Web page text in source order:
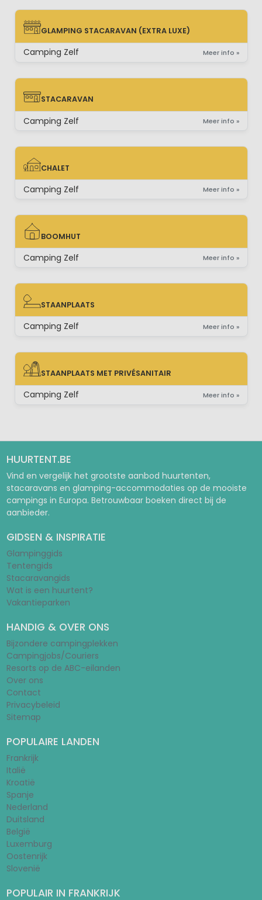
GLAMPING STACARAVAN (EXTRA LUXE)
GLAMPING STACARAVAN (EXTRA LUXE)
Camping Zelf Meer info »
STACARAVAN
STACARAVAN
Camping Zelf Meer info »
CHALET
CHALET
Camping Zelf Meer info »
BOOMHUT
BOOMHUT
Camping Zelf Meer info »
STAANPLAATS
STAANPLAATS
Camping Zelf Meer info »
STAANPLAATS MET PRIVÉSANITAIR
STAANPLAATS MET PRIVÉSANITAIR
Camping Zelf Meer info »
HUURTENT.BE
Vind en vergelijk het grootste aanbod huurtenten,
stacaravans en glamping-accommodaties op de mooiste
campings in Europa. Betrouwbaar boeken direct bij de
aanbieder.
GIDSEN & INSPIRATIE
Glampinggids
Tentengids
Stacaravangids
Wat is een huurtent?
Vakantieparken
HANDIG & OVER ONS
Bijzondere campingplekken
Campingjobs/Couriers
Resorts op de ABC-eilanden
Over ons
Contact
Privacybeleid
Sitemap
POPULAIRE LANDEN
Frankrijk
Italië
Kroatië
Spanje
Nederland
Duitsland
België
Luxemburg
Oostenrijk
Slovenië
POPULAIR IN FRANKRIJK